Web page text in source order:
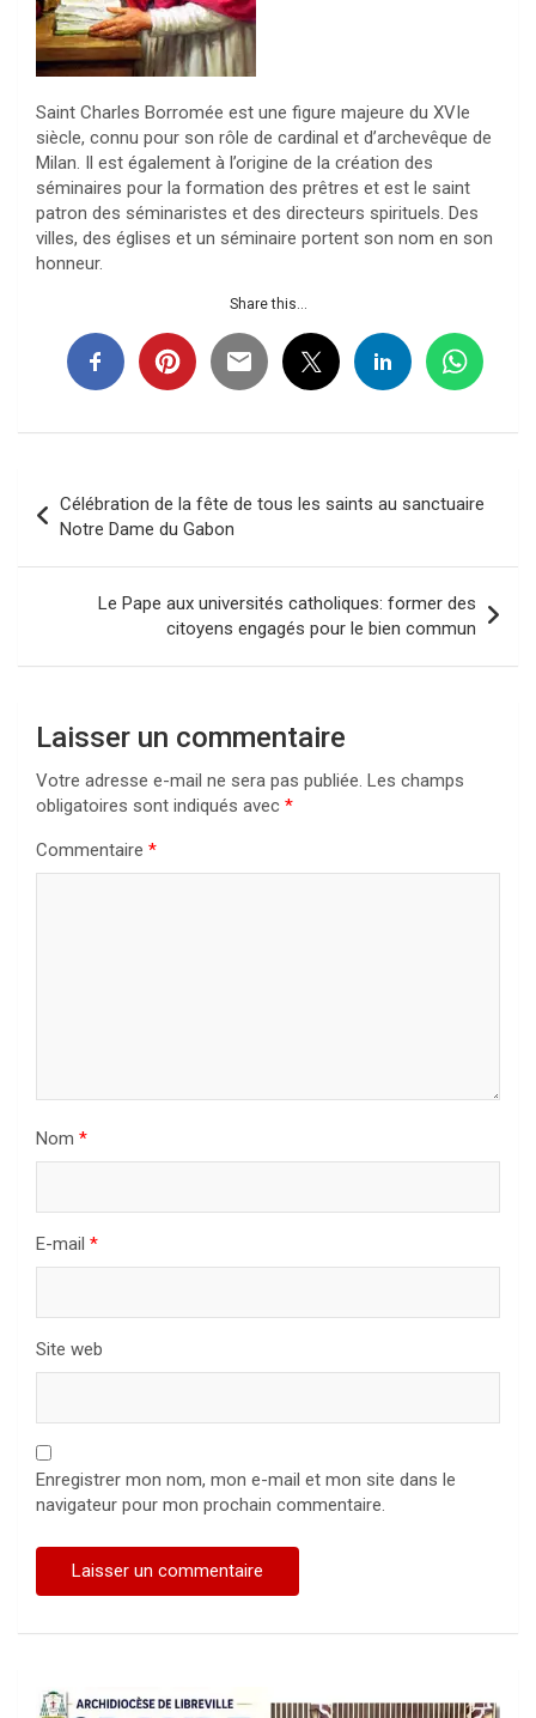
Saint Charles Borromée est une figure majeure du XVIe
siècle, connu pour son rôle de cardinal et d’archevêque de
Milan. Il est également à l’origine de la création des
séminaires pour la formation des prêtres et est le saint
patron des séminaristes et des directeurs spirituels. Des
villes, des églises et un séminaire portent son nom en son
honneur.
Share this...
de
l’article
Célébration de la fête de tous les saints au sanctuaire
Notre Dame du Gabon
Le Pape aux universités catholiques: former des
citoyens engagés pour le bien commun
Laisser un commentaire
Votre adresse e-mail ne sera pas publiée. Les champs
obligatoires sont indiqués avec *
Commentaire *
Nom *
E-mail *
Site web
Enregistrer mon nom, mon e-mail et mon site dans le
navigateur pour mon prochain commentaire.